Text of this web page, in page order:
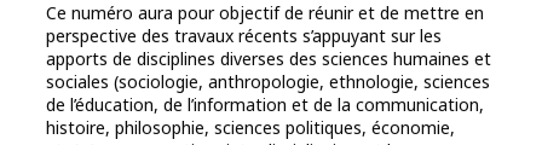
Ce numéro aura pour objectif de réunir et de mettre en
perspective des travaux récents s’appuyant sur les
apports de disciplines diverses des sciences humaines et
sociales (sociologie, anthropologie, ethnologie, sciences
de l’éducation, de l’information et de la communication,
histoire, philosophie, sciences politiques, économie,